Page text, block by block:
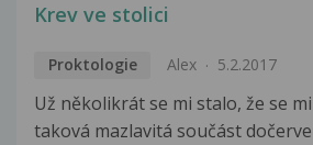
Krev ve stolici
Proktologie Alex 5.2.2017
Už několikrát se mi stalo, že se
taková mazlavitá součást